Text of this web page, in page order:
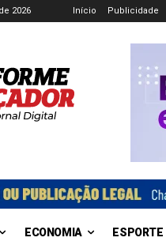
2026 Início Publicidade
ECONOMIA ESPORTE